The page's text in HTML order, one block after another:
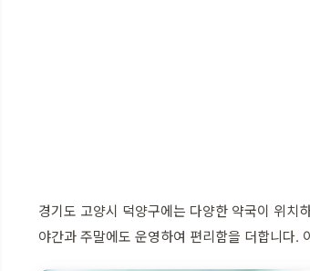
경기도 고양시 덕양구에는 다양한 약국이 위치
야간과 주말에도 운영하여 편리함을 더합니다.